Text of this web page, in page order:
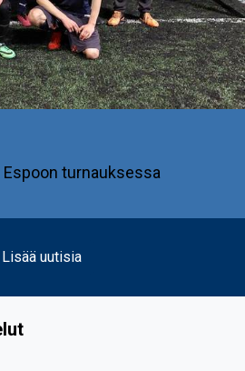
turnauksessa
Lisää uutisia